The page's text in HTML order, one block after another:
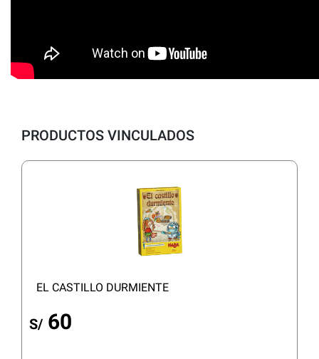
PRODUCTOS VINCULADOS
EL CASTILLO DURMIENTE
S/ 60